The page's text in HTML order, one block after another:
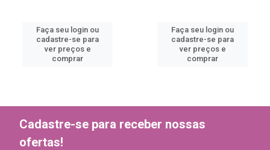
Faça seu login ou
cadastre-se para
ver preços e
comprar
Faça seu login ou
cadastre-se para
ver preços e
comprar
Cadastre-se para receber nossas
ofertas!